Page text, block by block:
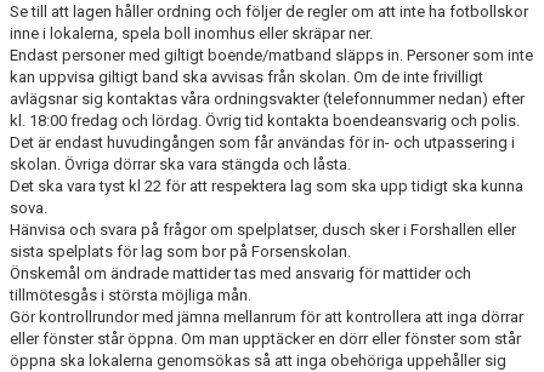
Se till att lagen håller ordning och följer de regler om att inte ha fotbollskor
inne i lokalerna, spela boll inomhus eller skräpar ner.
Endast personer med giltigt boende/matband släpps in. Personer som inte
kan uppvisa giltigt band ska avvisas från skolan. Om de inte frivilligt
avlägsnar sig kontaktas våra ordningsvakter (telefonnummer nedan) efter
kl. 18:00 fredag och lördag. Övrig tid kontakta boendeansvarig och polis.
Det är endast huvudingången som får användas för in- och utpassering i
skolan. Övriga dörrar ska vara stängda och låsta.
Det ska vara tyst kl 22 för att respektera lag som ska upp tidigt ska kunna
sova.
Hänvisa och svara på frågor om spelplatser, dusch sker i Forshallen eller
sista spelplats för lag som bor på Forsenskolan.
Önskemål om ändrade mattider tas med ansvarig för mattider och
tillmötesgås i största möjliga mån.
Gör kontrollrundor med jämna mellanrum för att kontrollera att inga dörrar
eller fönster står öppna. Om man upptäcker en dörr eller fönster som står
öppna ska lokalerna genomsökas så att inga obehöriga uppehåller sig